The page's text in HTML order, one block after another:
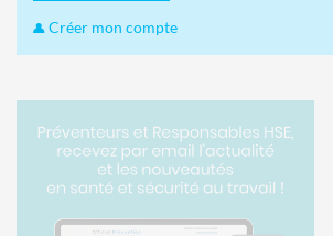
Créer mon compte